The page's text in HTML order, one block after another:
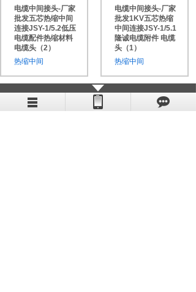
电缆中间接头-厂家
批发五芯热缩中间
连接JSY-1/5.2低压
电缆配件热缩材料
电缆头（2）
热缩中间
电缆中间接头-厂家
批发1KV五芯热缩
中间连接JSY-1/5.1
隆诚电缆附件 电缆
头（1）
热缩中间
上一页 1 下一页